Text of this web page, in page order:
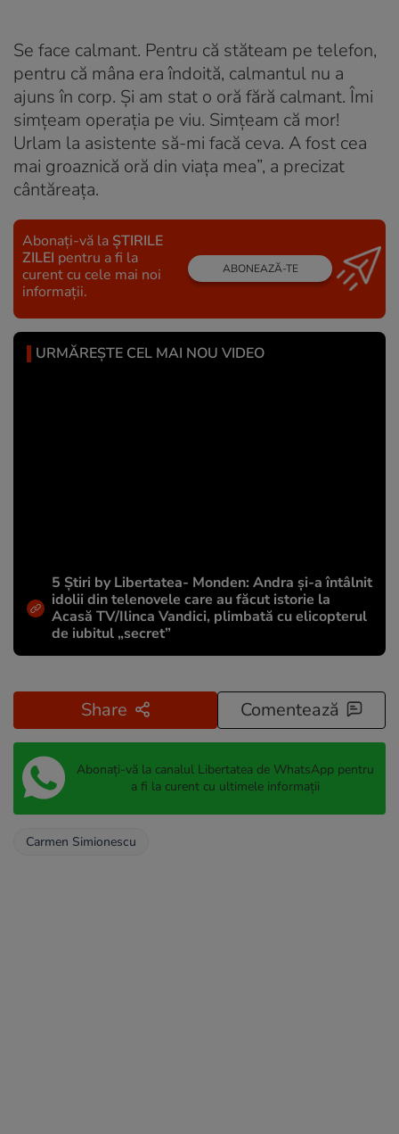
Se face calmant. Pentru că stăteam pe telefon,
pentru că mâna era îndoită, calmantul nu a
ajuns în corp. Și am stat o oră fără calmant. Îmi
simțeam operația pe viu. Simțeam că mor!
Urlam la asistente să-mi facă ceva. A fost cea
mai groaznică oră din viața mea”, a precizat
cântăreața.
Abonați-vă la ȘTIRILE
ZILEI pentru a fi la
curent cu cele mai noi
informații.
ABONEAZĂ-TE
URMĂREȘTE CEL MAI NOU VIDEO
5 Știri by Libertatea- Monden: Andra și-a întâlnit
idolii din telenovele care au făcut istorie la
Acasă TV/Ilinca Vandici, plimbată cu elicopterul
de iubitul „secret”
Share Comentează
Abonați-vă la canalul Libertatea de WhatsApp pentru
a fi la curent cu ultimele informații
Carmen Simionescu